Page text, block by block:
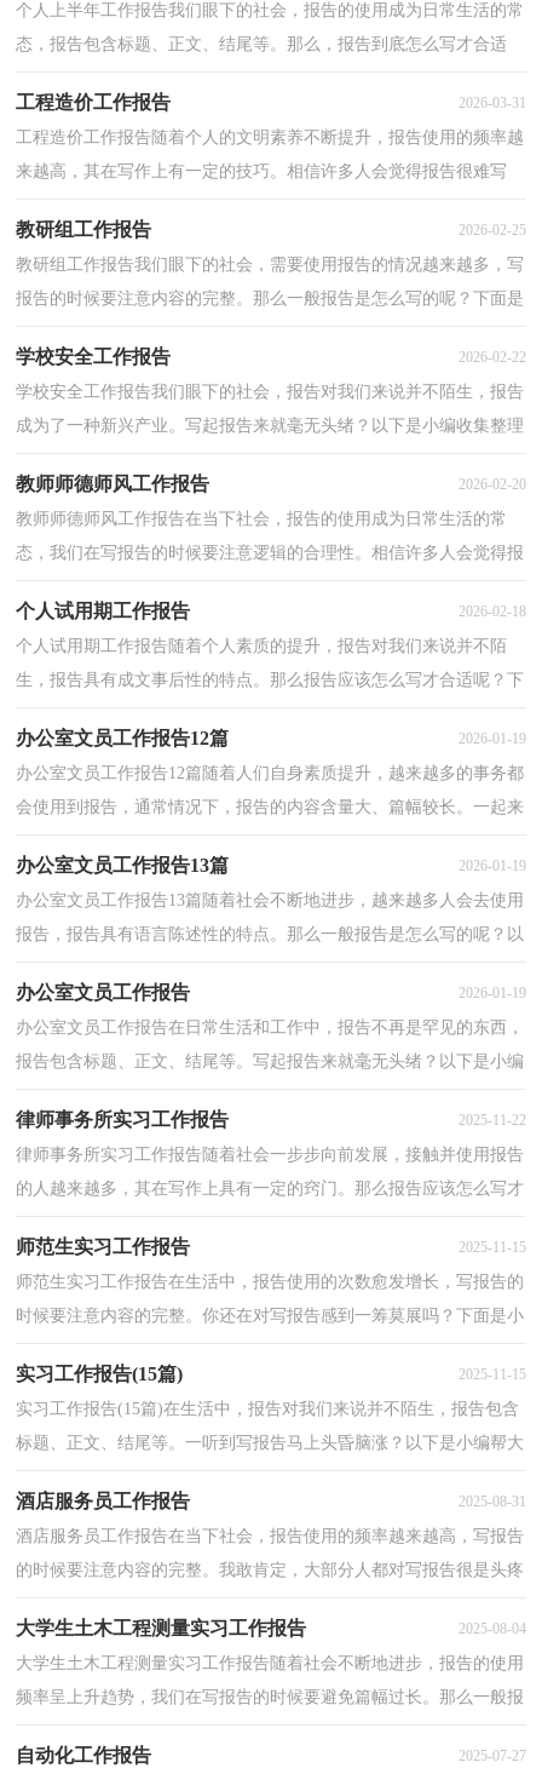
个人上半年工作报告我们眼下的社会，报告的使用成为日常生活的常
态，报告包含标题、正文、结尾等。那么，报告到底怎么写才合适
工程造价工作报告 2026-03-31
工程造价工作报告随着个人的文明素养不断提升，报告使用的频率越
来越高，其在写作上有一定的技巧。相信许多人会觉得报告很难写
教研组工作报告 2026-02-25
教研组工作报告我们眼下的社会，需要使用报告的情况越来越多，写
报告的时候要注意内容的完整。那么一般报告是怎么写的呢？下面是
学校安全工作报告 2026-02-22
学校安全工作报告我们眼下的社会，报告对我们来说并不陌生，报告
成为了一种新兴产业。写起报告来就毫无头绪？以下是小编收集整理
教师师德师风工作报告 2026-02-20
教师师德师风工作报告在当下社会，报告的使用成为日常生活的常
态，我们在写报告的时候要注意逻辑的合理性。相信许多人会觉得报
个人试用期工作报告 2026-02-18
个人试用期工作报告随着个人素质的提升，报告对我们来说并不陌
生，报告具有成文事后性的特点。那么报告应该怎么写才合适呢？下
办公室文员工作报告12篇 2026-01-19
办公室文员工作报告12篇随着人们自身素质提升，越来越多的事务都
会使用到报告，通常情况下，报告的内容含量大、篇幅较长。一起来
办公室文员工作报告13篇 2026-01-19
办公室文员工作报告13篇随着社会不断地进步，越来越多人会去使用
报告，报告具有语言陈述性的特点。那么一般报告是怎么写的呢？以
办公室文员工作报告 2026-01-19
办公室文员工作报告在日常生活和工作中，报告不再是罕见的东西，
报告包含标题、正文、结尾等。写起报告来就毫无头绪？以下是小编
律师事务所实习工作报告 2025-11-22
律师事务所实习工作报告随着社会一步步向前发展，接触并使用报告
的人越来越多，其在写作上具有一定的窍门。那么报告应该怎么写才
师范生实习工作报告 2025-11-15
师范生实习工作报告在生活中，报告使用的次数愈发增长，写报告的
时候要注意内容的完整。你还在对写报告感到一筹莫展吗？下面是小
实习工作报告(15篇) 2025-11-15
实习工作报告(15篇)在生活中，报告对我们来说并不陌生，报告包含
标题、正文、结尾等。一听到写报告马上头昏脑涨？以下是小编帮大
酒店服务员工作报告 2025-08-31
酒店服务员工作报告在当下社会，报告使用的频率越来越高，写报告
的时候要注意内容的完整。我敢肯定，大部分人都对写报告很是头疼
大学生土木工程测量实习工作报告 2025-08-04
大学生土木工程测量实习工作报告随着社会不断地进步，报告的使用
频率呈上升趋势，我们在写报告的时候要避免篇幅过长。那么一般报
自动化工作报告 2025-07-27